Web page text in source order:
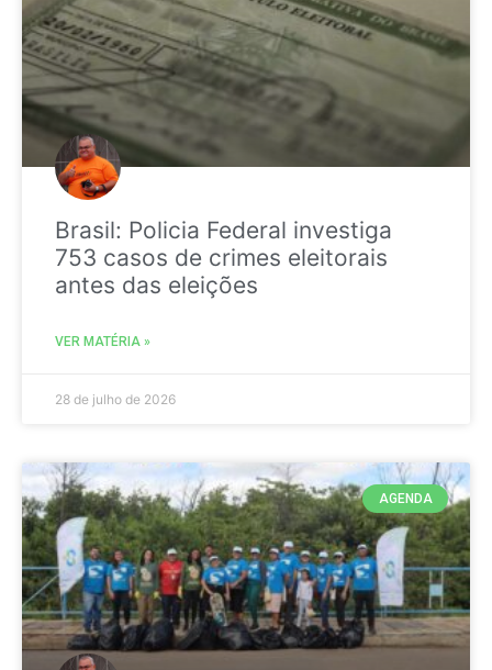
Brasil: Policia Federal investiga
753 casos de crimes eleitorais
antes das eleições
VER MATÉRIA »
28 de julho de 2026
AGENDA